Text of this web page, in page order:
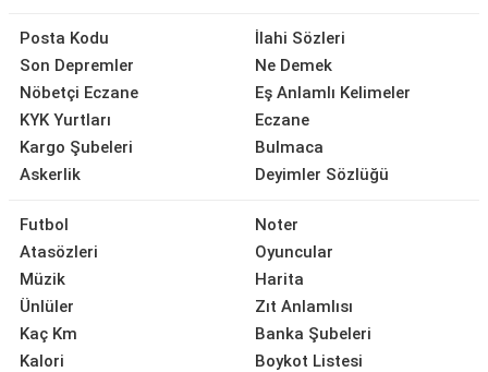
Posta Kodu
Son Depremler
Nöbetçi Eczane
KYK Yurtları
Kargo Şubeleri
Askerlik
İlahi Sözleri
Ne Demek
Eş Anlamlı Kelimeler
Eczane
Bulmaca
Deyimler Sözlüğü
Futbol
Atasözleri
Müzik
Ünlüler
Kaç Km
Kalori
Noter
Oyuncular
Harita
Zıt Anlamlısı
Banka Şubeleri
Boykot Listesi